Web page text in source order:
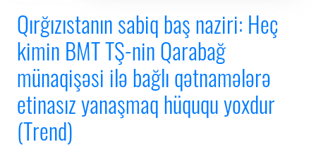
Qırğızıstanın sabiq baş naziri: Heç
kimin BMT TŞ-nin Qarabağ
münaqişəsi ilə bağlı qətnamələrə
etinasız yanaşmaq hüququ yoxdur
(Trend)